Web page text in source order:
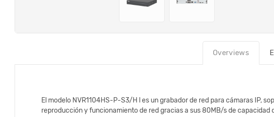
Overviews
El modelo NVR1104HS-P-S3/H l es un grabador de red para cámaras IP,
reproducción y funcionamiento de red gracias a sus 80MB/s de